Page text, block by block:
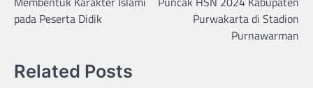
pada Peserta Didik
Purwakarta di Stadion
Purnawarman
Related Posts